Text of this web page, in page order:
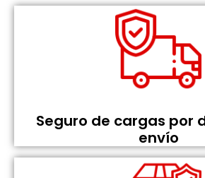
Seguro de cargas por
envío